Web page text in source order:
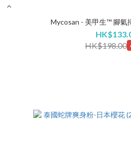
Mycosan - 美甲生™ 腳氣
HK$198.00